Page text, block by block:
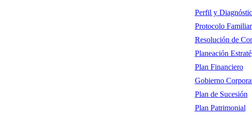
Perfil y
Protocolo Familiar
Resolución de
Planeación
Plan Financiero
Gobierno
Plan de Sucesión
Plan Patrimonial